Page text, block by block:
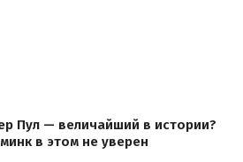
Пул — величайший в истории?
в этом не уверен